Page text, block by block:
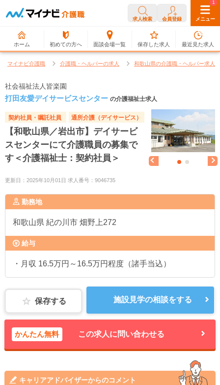
求人検索 会員登録 メニュー
ホーム 初めての方へ 面談会場一覧
0
保存した求人
1
最近見た求人
マイナビ介護職 介護職・ヘルパーの求人 和歌山県の介護職・ヘルパー求人
社会福祉法人皆楽園
打田友愛デイサービスセンター の介護福祉士求人
契約社員・嘱託社員 通所介護（デイサービス）
【和歌山県／岩出市】デイサービ
スセンターにて介護職員の募集で
す＜介護福祉士：契約社員＞
更新日：2025年10月01日 求人番号：9046735
勤務地
和歌山県 紀の川市 畑野上272
給与
・月収 16.5万円～16.5万円程度（諸手当込）
保存する 施設見学の相談をする
かんたん無料 この求人に問い合わせる
キャリアアドバイザーからのコメント